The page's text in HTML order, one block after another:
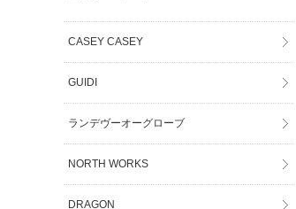
CASEY CASEY
GUIDI
ランデヴーオーグローブ
NORTH WORKS
DRAGON